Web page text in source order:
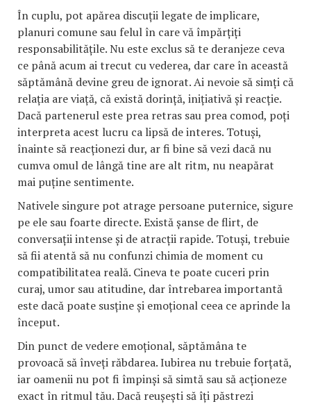
În cuplu, pot apărea discuții legate de implicare,
planuri comune sau felul în care vă împărțiți
responsabilitățile. Nu este exclus să te deranjeze ceva
ce până acum ai trecut cu vederea, dar care în această
săptămână devine greu de ignorat. Ai nevoie să simți că
relația are viață, că există dorință, inițiativă și reacție.
Dacă partenerul este prea retras sau prea comod, poți
interpreta acest lucru ca lipsă de interes. Totuși,
înainte să reacționezi dur, ar fi bine să vezi dacă nu
cumva omul de lângă tine are alt ritm, nu neapărat
mai puține sentimente.
Nativele singure pot atrage persoane puternice, sigure
pe ele sau foarte directe. Există șanse de flirt, de
conversații intense și de atracții rapide. Totuși, trebuie
să fii atentă să nu confunzi chimia de moment cu
compatibilitatea reală. Cineva te poate cuceri prin
curaj, umor sau atitudine, dar întrebarea importantă
este dacă poate susține și emoțional ceea ce aprinde la
început.
Din punct de vedere emoțional, săptămâna te
provoacă să înveți răbdarea. Iubirea nu trebuie forțată,
iar oamenii nu pot fi împinși să simtă sau să acționeze
exact în ritmul tău. Dacă reușești să îți păstrezi